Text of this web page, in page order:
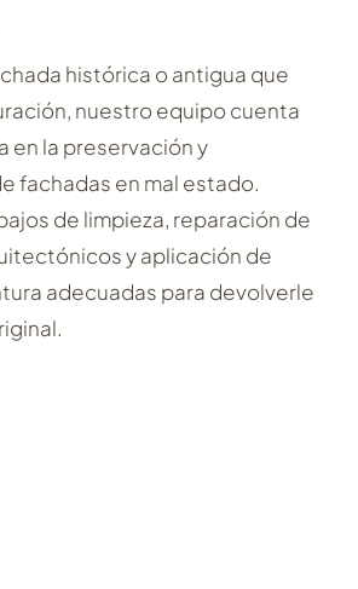
histórica o antigua que
nuestro equipo cuenta
en la preservación y
fachadas en mal estado.
de limpieza, reparación de
y aplicación de
adecuadas para devolverle